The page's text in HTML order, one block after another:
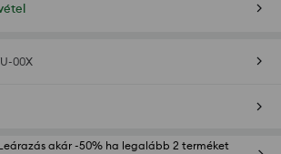
00X
akár -50% ha legalább 2 terméket